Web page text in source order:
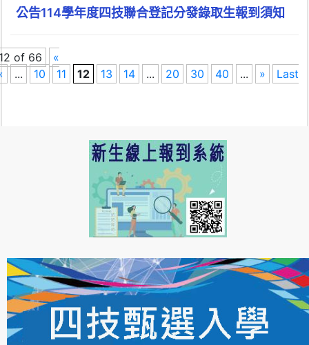
公告114學年度四技聯合登記分發錄取生報到須知
of 66
«
... 10 11 12 13 14 ... 20 30 40 ... » Last